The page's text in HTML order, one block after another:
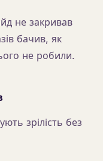
не закривав
бачив, як
не робили.
зрілість без